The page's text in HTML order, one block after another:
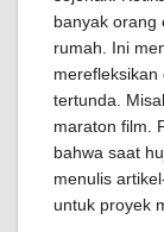
banyak orang
rumah. Ini
tertunda.
maraton film.
bahwa saat
menulis
untuk proyek